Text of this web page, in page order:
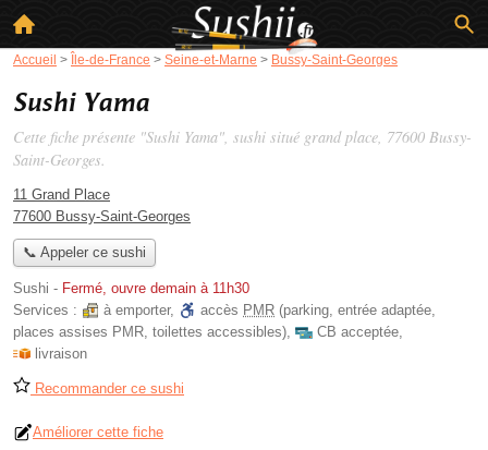
Accueil > Île-de-France > Seine-et-Marne > Bussy-Saint-Georges
Sushi Yama
Cette fiche présente "Sushi Yama", sushi situé grand place, 77600 Bussy-
Saint-Georges.
11 Grand Place
77600 Bussy-Saint-Georges
📞 Appeler ce sushi
Sushi - Fermé, ouvre demain à 11h30
Services :
à emporter, accès PMR (parking, entrée adaptée,
places assises PMR, toilettes accessibles), CB acceptée,
livraison
Recommander ce sushi
Améliorer cette fiche